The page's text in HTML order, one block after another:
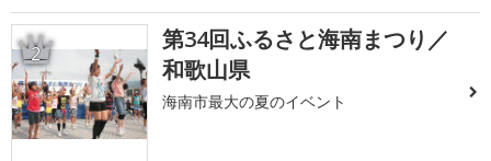
2
第34回ふるさと海南まつり／
和歌山県
海南市最大の夏のイベント